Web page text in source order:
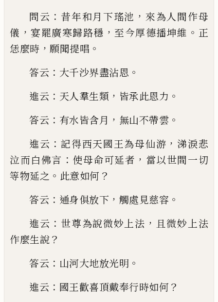
問云 ： 昔年和月下瑤池 ， 來為人間作母
儀 ，宴罷廣寒歸路穩 ， 至今厚德播坤維 。 正
恁麼時 ， 願聞提唱 。
答云 ： 大千沙界盡沾恩 。
進云 ： 天人羣生類 ， 皆承此恩力 。
答云 ： 有水皆含月 ， 無山不帶雲 。
進云 ：記得西天國王為母仙游 ，涕淚悲
泣而白佛言 ： 使母命可延者 ， 當以世間一切
等物延之 。 此意如何 ？
答云 ： 通身俱放下 ， 觸處見慈容 。
進云 ： 世尊為說微妙上法 ， 且微妙上法
作麼生說 ？
答云 ： 山河大地放光明 。
進云 ： 國王歡喜頂戴奉行時如何 ？